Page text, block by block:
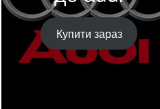
Купити зараз